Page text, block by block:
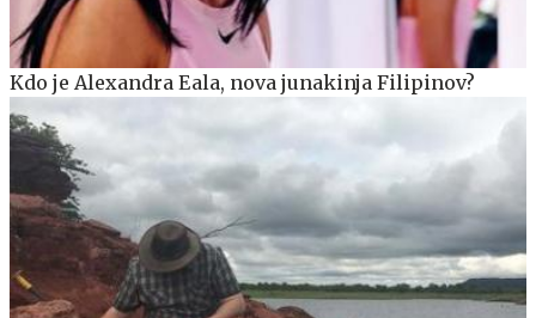
Kdo je Alexandra Eala, nova junakinja Filipinov?